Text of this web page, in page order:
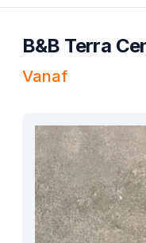
B&B Terra
Vanaf